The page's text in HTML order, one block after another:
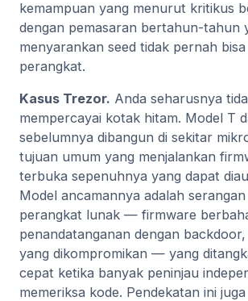
kemampuan yang menurut kritikus
dengan pemasaran bertahun-tahun
menyarankan seed tidak pernah
perangkat.
Kasus Trezor. Anda seharusnya
mempercayai kotak hitam. Model T
sebelumnya dibangun di sekitar
tujuan umum yang menjalankan
terbuka sepenuhnya yang dapat
Model ancamannya adalah
perangkat lunak — firmware
penandatanganan dengan
yang dikompromikan — yang
cepat ketika banyak peninjau
memeriksa kode. Pendekatan ini